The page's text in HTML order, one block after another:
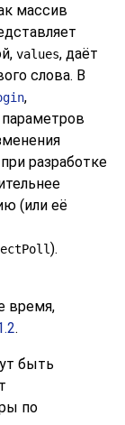
массив
values, даёт
слова. В
,
разработке
(или её
).
время,
.
быть
по